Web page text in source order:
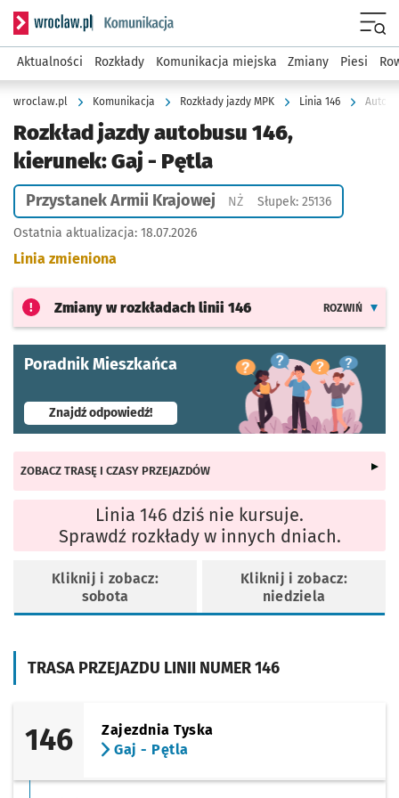
Serwis informacyjny wroclaw.pl podserwis: Komunikacja
Aktualności Rozkłady Komunikacja miejska Zmiany Piesi
wroclaw.pl Komunikacja Rozkłady jazdy MPK Linia 146
Rozkład jazdy autobusu 146,
kierunek: Gaj - Pętla
Przystanek Armii Krajowej NŻPrzystanek na życzenie
Słupek: 25136
Ostatnia aktualizacja: 18.07.2026
Linia zmieniona
Zmiany w rozkładach linii 146 ROZWIŃ
Poradnik Mieszkańca
Znajdź odpowiedź!- otworzy się w nowej karcie
TRASA PRZEJAZDU LINII NUMER 146
146
Zajezdnia Tyska
Gaj - Pętla
ZOBACZ TRASĘ I CZASY PRZEJAZDÓW
Linia 146 dziś nie kursuje.
Sprawdź rozkłady w innych dniach.
Kliknij i zobacz:
sobota
Kliknij i zobacz:
niedziela